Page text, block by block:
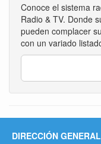
Conoce el sistema
Radio & TV. Donde
pueden complacer
con un variado
DIRECCIÓN GENERAL